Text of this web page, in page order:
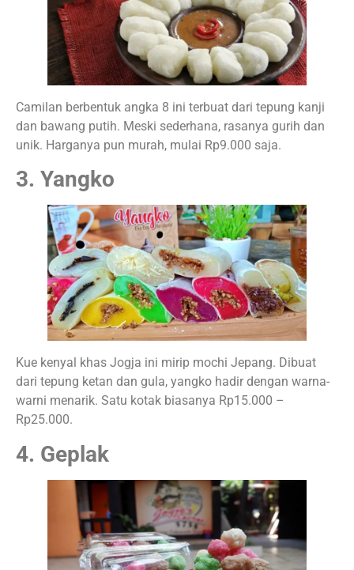
Camilan berbentuk angka 8 ini terbuat dari tepung kanji
dan bawang putih. Meski sederhana, rasanya gurih dan
unik. Harganya pun murah, mulai Rp9.000 saja.
3. Yangko
Kue kenyal khas Jogja ini mirip mochi Jepang. Dibuat
dari tepung ketan dan gula, yangko hadir dengan warna-
warni menarik. Satu kotak biasanya Rp15.000 –
Rp25.000.
4. Geplak